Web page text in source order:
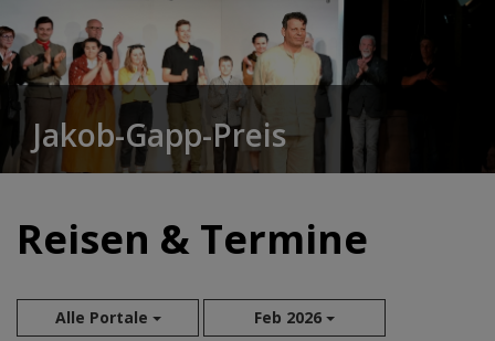
Jakob-Gapp-Preis
Reisen & Termine
Alle Portale Feb 2026